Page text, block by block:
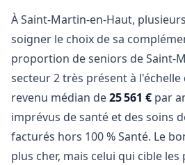
À Saint-Martin-en-Haut,
soigner le choix de sa
proportion de seniors de Saint-
secteur 2 très présent à
revenu médian de25 561 € par
imprévus de santé et des soins
facturés hors 100 % Santé. Le
plus cher, mais celui qui cible